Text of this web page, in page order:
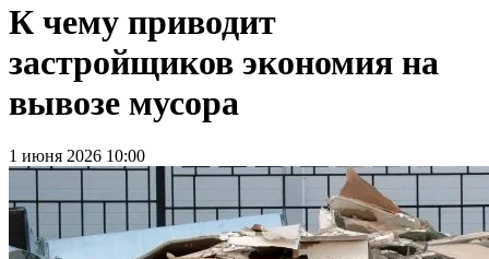
К чему приводит
застройщиков экономия на
вывозе мусора
1 июня 2026 10:00